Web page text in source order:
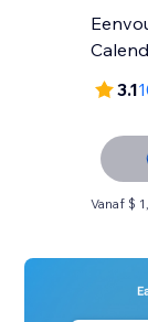
3.1
Vanaf $